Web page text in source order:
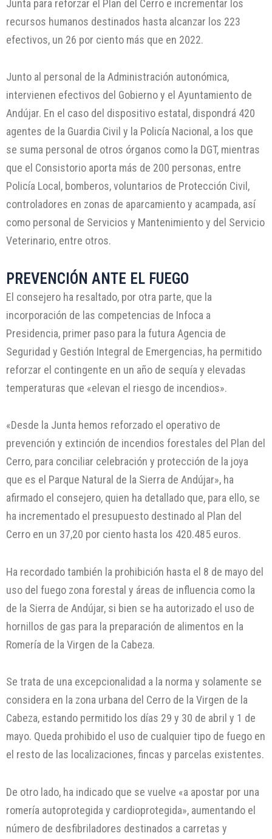
Junta para reforzar el Plan del Cerro e incrementar los
recursos humanos destinados hasta alcanzar los 223
efectivos, un 26 por ciento más que en 2022.
Junto al personal de la Administración autonómica,
intervienen efectivos del Gobierno y el Ayuntamiento de
Andújar. En el caso del dispositivo estatal, dispondrá 420
agentes de la Guardia Civil y la Policía Nacional, a los que
se suma personal de otros órganos como la DGT, mientras
que el Consistorio aporta más de 200 personas, entre
Policía Local, bomberos, voluntarios de Protección Civil,
controladores en zonas de aparcamiento y acampada, así
como personal de Servicios y Mantenimiento y del Servicio
Veterinario, entre otros.
PREVENCIÓN ANTE EL FUEGO
El consejero ha resaltado, por otra parte, que la
incorporación de las competencias de Infoca a
Presidencia, primer paso para la futura Agencia de
Seguridad y Gestión Integral de Emergencias, ha permitido
reforzar el contingente en un año de sequía y elevadas
temperaturas que «elevan el riesgo de incendios».
«Desde la Junta hemos reforzado el operativo de
prevención y extinción de incendios forestales del Plan del
Cerro, para conciliar celebración y protección de la joya
que es el Parque Natural de la Sierra de Andújar», ha
afirmado el consejero, quien ha detallado que, para ello, se
ha incrementado el presupuesto destinado al Plan del
Cerro en un 37,20 por ciento hasta los 420.485 euros.
Ha recordado también la prohibición hasta el 8 de mayo del
uso del fuego zona forestal y áreas de influencia como la
de la Sierra de Andújar, si bien se ha autorizado el uso de
hornillos de gas para la preparación de alimentos en la
Romería de la Virgen de la Cabeza.
Se trata de una excepcionalidad a la norma y solamente se
considera en la zona urbana del Cerro de la Virgen de la
Cabeza, estando permitido los días 29 y 30 de abril y 1 de
mayo. Queda prohibido el uso de cualquier tipo de fuego en
el resto de las localizaciones, fincas y parcelas existentes.
De otro lado, ha indicado que se vuelve «a apostar por una
romería autoprotegida y cardioprotegida», aumentando el
número de desfibriladores destinados a carretas y